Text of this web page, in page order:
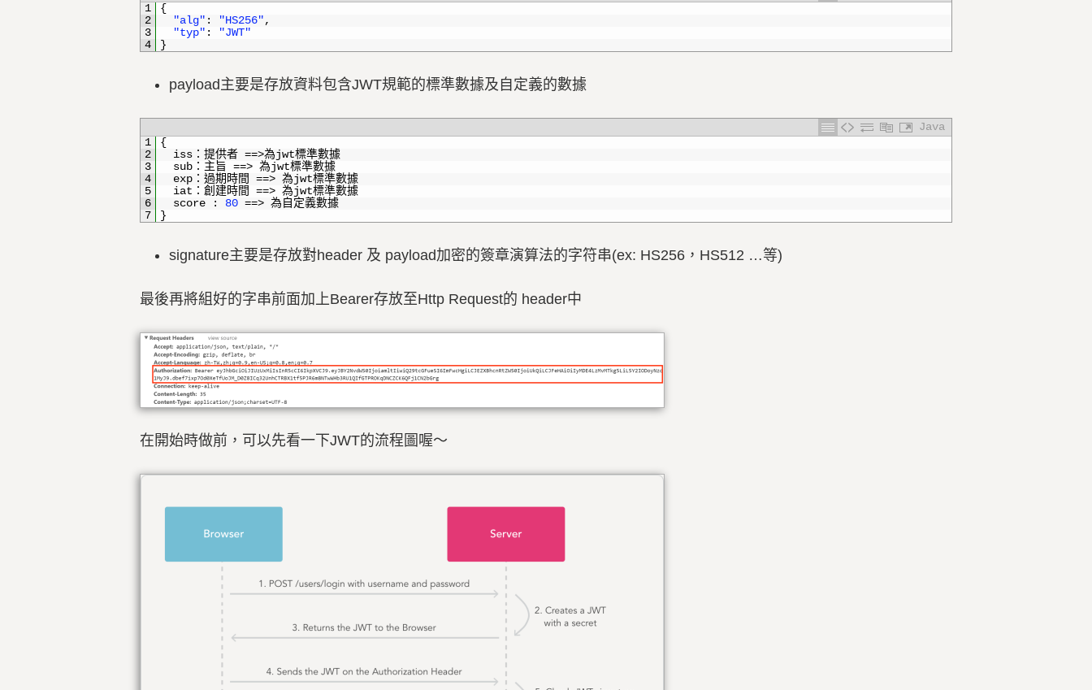
1
2
3
4
{
"alg" : "HS256",
"typ" :
"JWT"
}
payload主要是存放資料包含JWT規範的標準數據及自定義的數據
Java
1
2
3
4
5
6
7
{
iss ：提供者 ==>為jwt標準數據
sub ：主旨 ==> 為jwt標準數據
exp ：過期時間 ==> 為jwt標準數據
iat ：創建時間 ==> 為jwt標準數據
score
: 80 ==> 為自定義數據
}
signature主要是存放對header 及 payload加密的簽章演算法的字符串(ex: HS256，HS512 …等)
最後再將組好的字串前面加上Bearer存放至Http Request的 header中
在開始時做前，可以先看一下JWT的流程圖喔～